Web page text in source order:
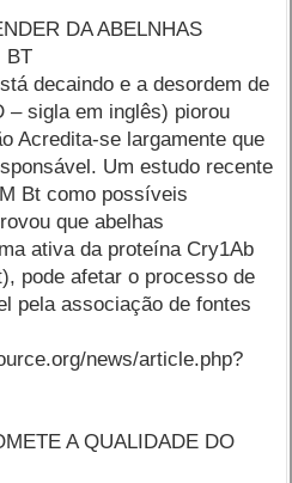
DA ABELNHAS
BT
decaindo e a desordem de
– sigla em inglês) piorou
Acredita-se largamente que
Um estudo recente
Bt como possíveis
que abelhas
ativa da proteína Cry1Ab
pode afetar o processo de
pela associação de fontes
news/article.php?
A QUALIDADE DO